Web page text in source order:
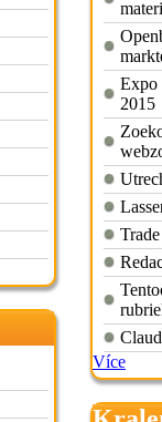
Expo
2015
Více